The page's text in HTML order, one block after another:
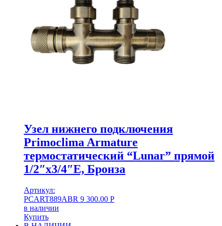
Узел нижнего подключения
Primoclima Armature
термостатический “Lunar” прямой
1/2″х3/4″Е, Бронза
Артикул:
PCART889ABR 9 300.00 Р
в наличии
Купить